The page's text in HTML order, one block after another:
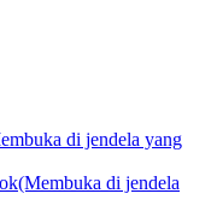
di jendela yang
di jendela